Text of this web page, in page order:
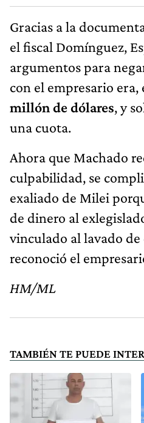
Gracias a la
el fiscal Domínguez,
argumentos para
con el empresario era,
millón de dólares, y
una cuota.
Ahora que Machado
culpabilidad, se
exaliado de Milei
de dinero al
vinculado al lavado
reconoció el
HM/ML
TAMBIÉN TE PUEDE